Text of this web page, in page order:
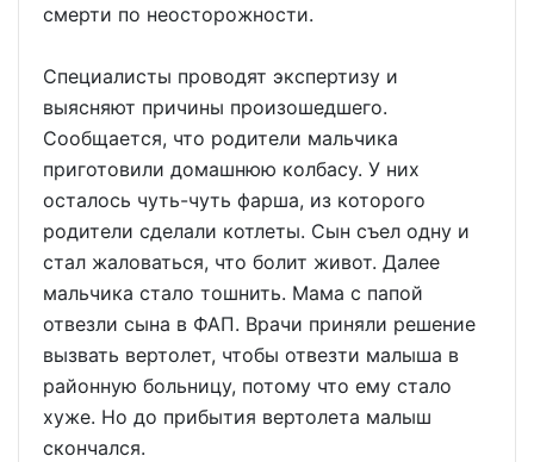
смерти по неосторожности.
Специалисты проводят экспертизу и
выясняют причины произошедшего.
Сообщается, что родители мальчика
приготовили домашнюю колбасу. У них
осталось чуть-чуть фарша, из которого
родители сделали котлеты. Сын съел одну и
стал жаловаться, что болит живот. Далее
мальчика стало тошнить. Мама с папой
отвезли сына в ФАП. Врачи приняли решение
вызвать вертолет, чтобы отвезти малыша в
районную больницу, потому что ему стало
хуже. Но до прибытия вертолета малыш
скончался.